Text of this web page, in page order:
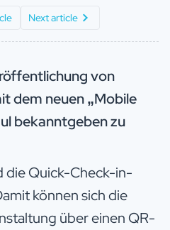
Next article
von
dem neuen „Mobile
bekanntgeben zu
die Quick-Check-in-
können sich die
über einen QR-